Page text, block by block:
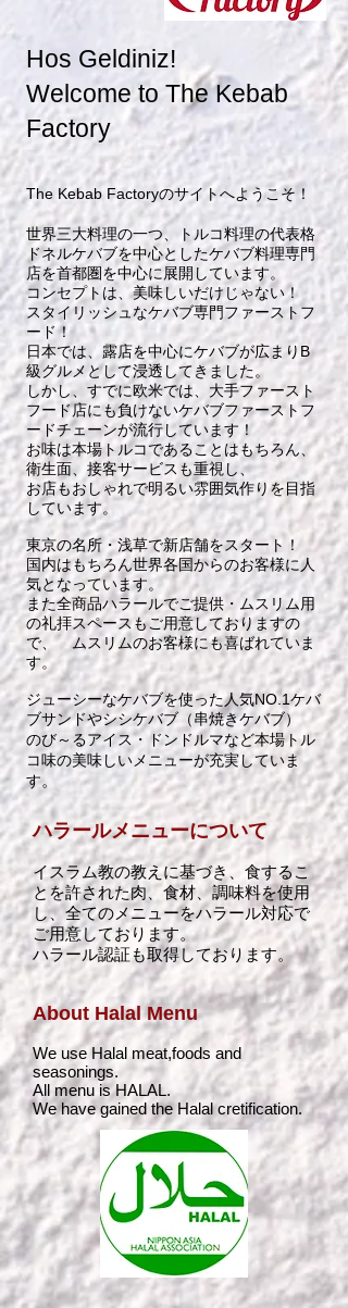
The Kebab Factoryのサイトへようこそ！
世界三大料理の一つ、トルコ料理の代表格
ドネルケバブを中心としたケバブ料理専門
店を首都圏を中心に展開しています。
コンセプトは、美味しいだけじゃない！
スタイリッシュなケバブ専門ファーストフ
ード！
日本では、露店を中心にケバブが広まりB
級グルメとして浸透してきました。
しかし、すでに欧米では、大手ファースト
フード店にも負けないケバブファーストフ
ードチェーンが流行しています！
お味は本場トルコであることはもちろん、
衛生面、接客サービスも重視し、
お店もおしゃれで明るい雰囲気作りを目指
しています。
東京の名所・浅草で新店舗をスタート！
国内はもちろん世界各国からのお客様に人
気となっています。
また全商品ハラールでご提供・ムスリム用
の礼拝スペースもご用意しておりますの
で、 ムスリムのお客様にも喜ばれていま
す。
ジューシーなケバブを使った人気NO.1ケバ
ブサンドやシシケバブ（串焼きケバブ）
のび～るアイス・ドンドルマなど本場トル
コ味の美味しいメニューが充実していま
す。
ハラールメニューについて
イスラム教の教えに基づき、食するこ
とを許された肉、食材、調味料を使用
し、全てのメニューをハラール対応で
ご用意しております。
ハラール認証も取得しております。
About Halal Menu
We use Halal meat,foods and
seasonings.
All menu is HALAL.
We have gained the Halal cretification.
Hos Geldiniz!
Welcome to The Kebab
Factory